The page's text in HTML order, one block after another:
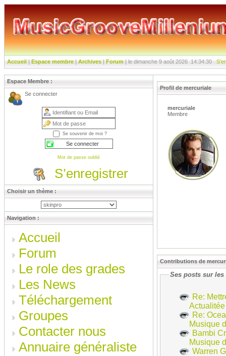
Accueil | Espace membre | Archives | Forum | le dimanche 9 août 2026 14:34:32
Espace Membre :
Se connecter
Se souvenir de moi ?
Mot de passe oublié
S’enregistrer
Choisir un thème :
Navigation :
Accueil
Forum
Le role des grades
Les News
Téléchargement
Groupes
Contacter nous
Annuaire généraliste
Profil de mercuriale
mercuriale
Membre
Contributions de
Ses posts sur les
Re:
Re:
Musique
Bambi
Musique
Warren